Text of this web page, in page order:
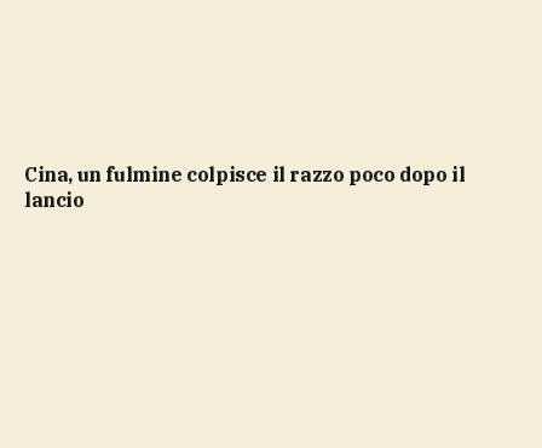
Cina, un fulmine colpisce il razzo poco dopo il
lancio